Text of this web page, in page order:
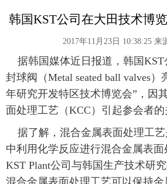
港澳 台湾 华
能源 房
图片 视频
旅游 健康 信
金融 公益 军
富媒体 摄影
韩国KST公司在大田技术博
2017年11月23日 10:38:25 来
据韩国媒体近日报道，韩国KST
封球阀（Metal seated ball valves）
年研究开发特区技术博览会”，因
面处理工艺（KCC）引起参会者的
据了解，混合金属表面处理工艺
中利用化学反应进行混合金属表
KST Plant公司与韩国生产技术研
混合金属表面处理工艺可以保持